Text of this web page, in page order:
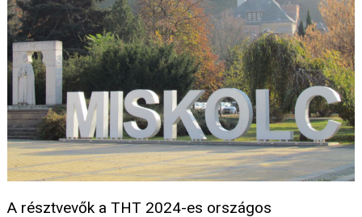
A résztvevők a THT 2024-es országos